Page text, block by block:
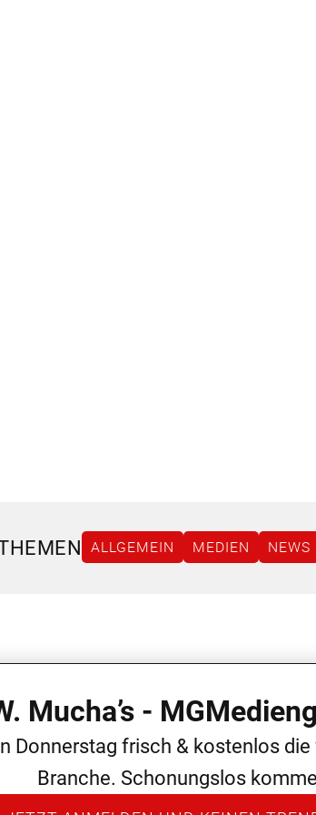
ALLGEMEIN MEDIEN NEWS
Mucha’s -
Donnerstag frisch & kostenlos
Branche. Schonungslos